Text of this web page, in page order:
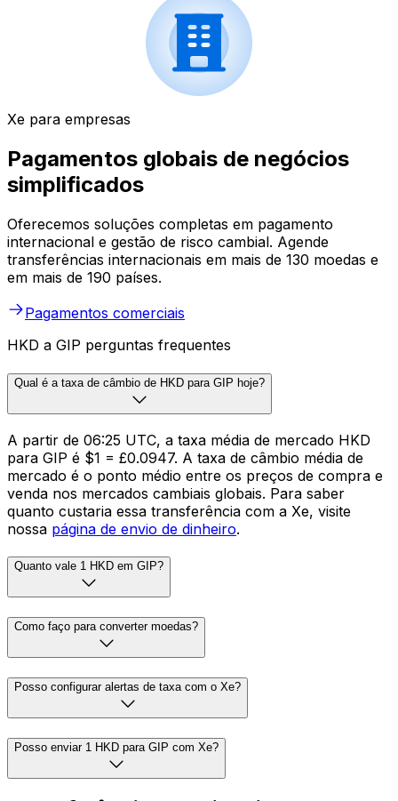
Xe para empresas
Pagamentos globais de negócios
simplificados
Oferecemos soluções completas em pagamento
internacional e gestão de risco cambial. Agende
transferências internacionais em mais de 130 moedas e
em mais de 190 países.
Pagamentos comerciais
HKD a GIP perguntas frequentes
Qual é a taxa de câmbio de HKD para GIP hoje?
A partir de 06:25 UTC, a taxa média de mercado HKD
para GIP é $1 = £0.0947. A taxa de câmbio média de
mercado é o ponto médio entre os preços de compra e
venda nos mercados cambiais globais. Para saber
quanto custaria essa transferência com a Xe, visite
nossa página de envio de dinheiro.
Quanto vale 1 HKD em GIP?
Como faço para converter moedas?
Posso configurar alertas de taxa com o Xe?
Posso enviar 1 HKD para GIP com Xe?